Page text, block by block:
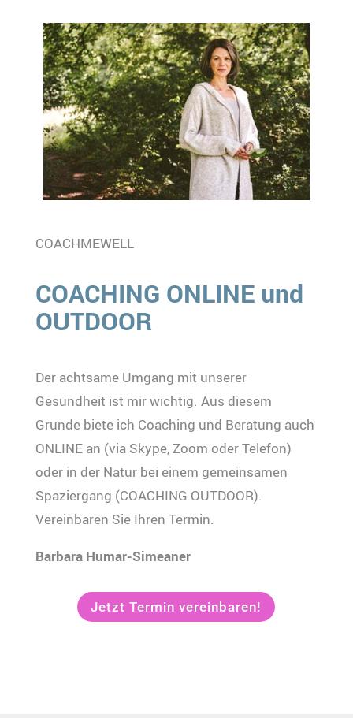
COACHMEWELL
COACHING ONLINE und
OUTDOOR
Der achtsame Umgang mit unserer
Gesundheit ist mir wichtig. Aus diesem
Grunde biete ich Coaching und Beratung auch
ONLINE an (via Skype, Zoom oder Telefon)
oder in der Natur bei einem gemeinsamen
Spaziergang (COACHING OUTDOOR).
Vereinbaren Sie Ihren Termin.
Barbara Humar-Simeaner
Jetzt Termin vereinbaren!